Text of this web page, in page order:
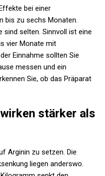
bei einer
bis zu sechs Monaten.
selten. Sinnvoll ist eine
vier Monate mit
Einnahme sollten Sie
messen und ein
Sie, ob das Präparat
stärker als
Arginin zu setzen. Die
liegen anderswo.